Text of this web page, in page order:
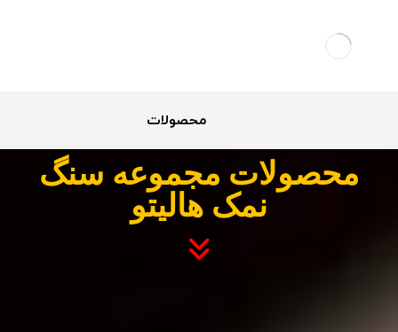
محصولات
محصولات مجموعه سنگ
نمک هالیتو